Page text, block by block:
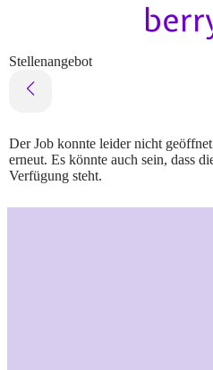
Stellenangebot
Der Job konnte leider nicht
erneut. Es könnte auch sein, dass
Verfügung steht.